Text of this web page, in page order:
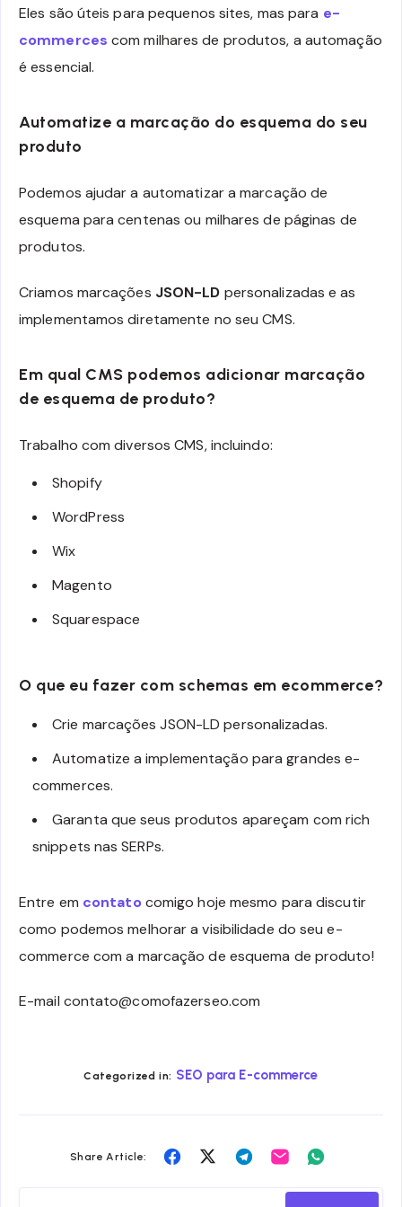
Eles são úteis para pequenos sites, mas para e-
commerces com milhares de produtos, a automação
é essencial.
Automatize a marcação do esquema do seu
produto
Podemos ajudar a automatizar a marcação de
esquema para centenas ou milhares de páginas de
produtos.
Criamos marcações JSON-LD personalizadas e as
implementamos diretamente no seu CMS.
Em qual CMS podemos adicionar marcação
de esquema de produto?
Trabalho com diversos CMS, incluindo:
Shopify
WordPress
Wix
Magento
Squarespace
O que eu fazer com schemas em ecommerce?
Crie marcações JSON-LD personalizadas.
Automatize a implementação para grandes e-
commerces.
Garanta que seus produtos apareçam com rich
snippets nas SERPs.
Entre em contato comigo hoje mesmo para discutir
como podemos melhorar a visibilidade do seu e-
commerce com a marcação de esquema de produto!
E-mail contato@comofazerseo.com
Categorized in: SEO para E-commerce
Share Article:
Share Share
ShareShare